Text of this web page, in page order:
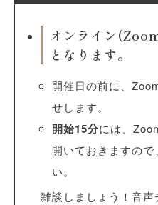
オンライン
となります。
開催日の前に、
せします。
開始15分には、
開いておきますの
い。
雑談しましょう！音声